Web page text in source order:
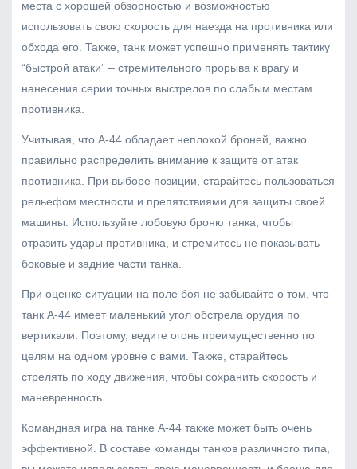
места с хорошей обзорностью и возможностью
использовать свою скорость для наезда на противника или
обхода его. Также, танк может успешно применять тактику
“быстрой атаки” – стремительного прорыва к врагу и
нанесения серии точных выстрелов по слабым местам
противника.
Учитывая, что А-44 обладает неплохой броней, важно
правильно распределить внимание к защите от атак
противника. При выборе позиции, старайтесь пользоваться
рельефом местности и препятствиями для защиты своей
машины. Используйте лобовую броню танка, чтобы
отразить удары противника, и стремитесь не показывать
боковые и задние части танка.
При оценке ситуации на поле боя не забывайте о том, что
танк А-44 имеет маленький угол обстрела орудия по
вертикали. Поэтому, ведите огонь преимущественно по
целям на одном уровне с вами. Также, старайтесь
стрелять по ходу движения, чтобы сохранить скорость и
маневренность.
Командная игра на танке А-44 также может быть очень
эффективной. В составе команды танков различного типа,